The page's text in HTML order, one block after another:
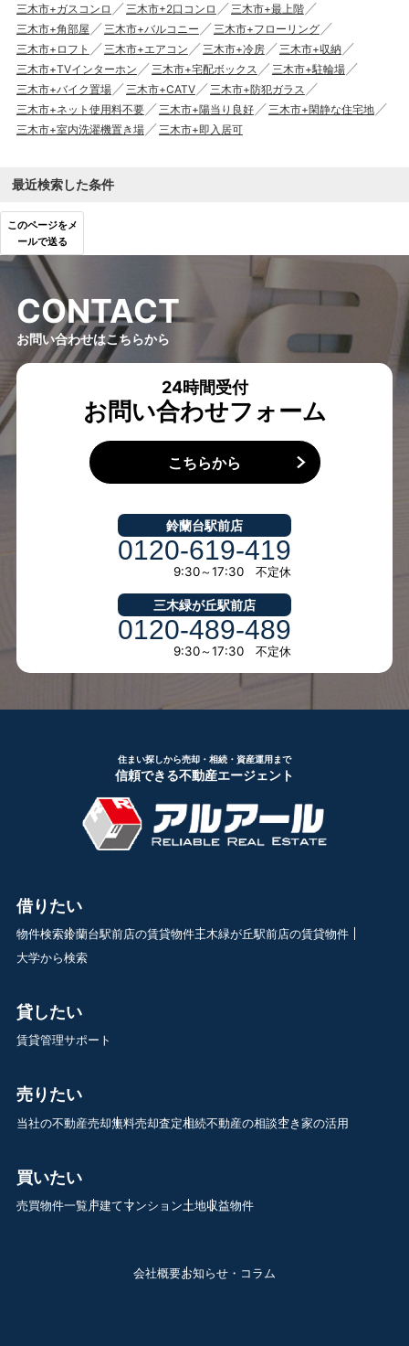
三木市+ガスコンロ
三木市+2口コンロ
三木市+最上階
三木市+角部屋
三木市+バルコニー
三木市+フローリング
三木市+ロフト
三木市+エアコン 三木市+冷房
三木市+収納
三木市+TVインターホン
三木市+宅配ボックス
三木市+駐輪場
三木市+バイク置場
三木市+CATV
三木市+防犯ガラス
三木市+ネット使用料不要
三木市+陽当り良好
三木市+閑静な住宅地
三木市+室内洗濯機置き場
三木市+即入居可
最近検索した条件
このページをメ
ールで送る
CONTACT
お問い合わせはこちらから
24時間受付
お問い合わせフォーム
こちらから
鈴蘭台駅前店
0120-619-419
9:30～17:30 不定休
三木緑が丘駅前店
0120-489-489
9:30～17:30 不定休
住まい探しから売却・相続・資産運用まで
信頼できる不動産エージェント
借りたい
物件検索鈴蘭台駅前店の賃貸物件三木緑が丘駅前店の賃貸物件
大学から検索
貸したい
賃貸管理サポート
売りたい
当社の不動産売却無料売却査定相続不動産の相談空き家の活用
買いたい
売買物件一覧戸建てマンション土地収益物件
会社概要お知らせ・コラム